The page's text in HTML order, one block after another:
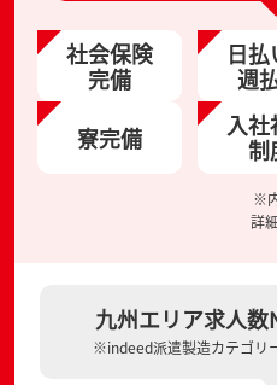
社会保険
完備
日払
週
寮完備 入社
制
※
詳
九州エリア求人
※indeed派遣製造カテゴリ